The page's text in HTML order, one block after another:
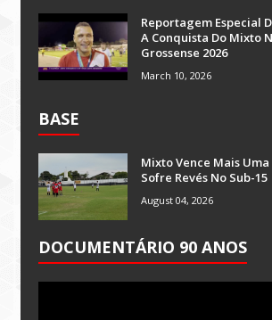
Reportagem Especial
A Conquista Do Mixto
Grossense 2026
March 10, 2026
BASE
Mixto Vence Mais Uma
Sofre Revés No Sub-15
August 04, 2026
DOCUMENTÁRIO 90 ANOS